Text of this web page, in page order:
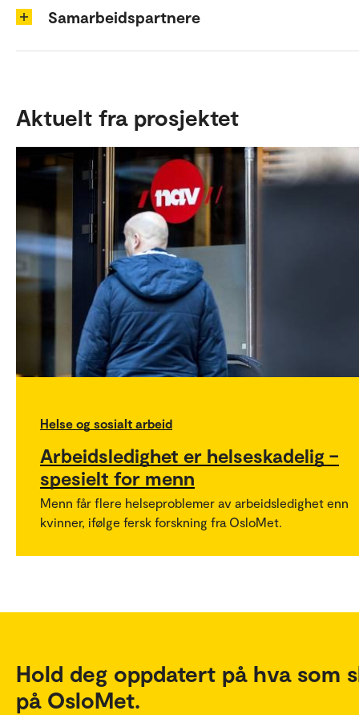
Samarbeidspartnere
Aktuelt fra prosjektet
Helse og sosialt arbeid
Arbeidsledighet er helseskadelig –
spesielt for menn
Menn får flere helseproblemer av arbeidsledighet enn
kvinner, ifølge fersk forskning fra OsloMet.
Hold deg oppdatert på hva som
på OsloMet.